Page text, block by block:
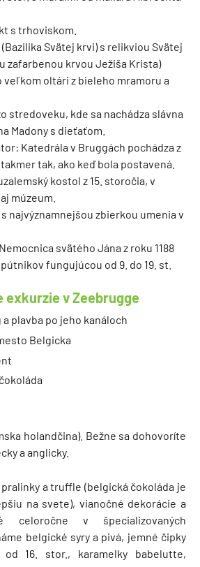
s trhoviskom.
Svätej krvi) s relikviou Svätej
zafarbenou krvou Ježiša Krista)
veľkom oltári z bieleho mramoru a
stredoveku, kde sa nachádza slávna
Madony s dieťaťom.
Katedrála v Bruggách pochádza z
tak, ako keď bola postavená.
kostol z 15. storočia, v
múzeum.
najvýznamnejšou zbierkou umenia v
svätého Jána z roku 1188
fungujúcou od 9. do 19. st.
exkurzie v Zeebrugge
plavba po jeho kanáloch
Belgicka
holandčina). Bežne sa dohovoríte
a anglicky.
pralinky a truffle (belgická čokoláda je
na svete), vianočné dekorácie a
celoročne v špecializovaných
belgické syry a pivá, jemné čipky
16. stor., karamelky babelutte,